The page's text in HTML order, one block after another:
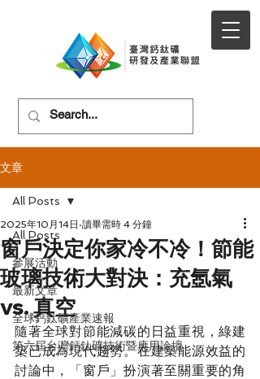
文章
All Posts
參展活動
最新文章
全球鈣鈦礦產業速報
第六屆台灣鈣鈦礦技術暨應用論壇
All Posts
窗戶決定你家冷不冷！節能
玻璃技術大對決：充氬氣
vs. 真空
2025年10月14日 讀畢需時 4 分鐘
隨著全球對節能減碳的日益重視，綠建
築已成為現代趨勢。在建築能源效益的
討論中，「窗戶」扮演著至關重要的角